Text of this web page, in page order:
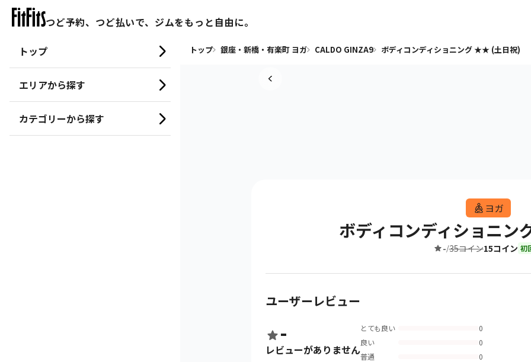
つど予約、つど払いで、ジムをもっと自由に。
トップ
エリアから探す
カテゴリーから探す
トップ 銀座・新橋・有楽町 ヨガ CALDO GINZA9 ボディコンディショニング ★★ (土日祝)
ヨガ
ボディコンディショニ
-/35コイン15コイン 初
ユーザーレビュー
-
レビューがありません
とても良い
0
良い
0
普通
0